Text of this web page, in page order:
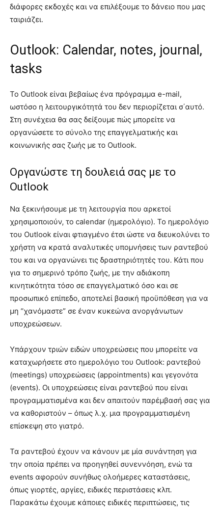
διάφορες εκδοχές και να επιλέξουμε το δάνειο που μας
ταιριάζει.
Outlook: Calendar, notes, journal,
tasks
To Outlook είναι βεβαίως ένα πρόγραμμα e-mail,
ωστόσο η λειτουργικότητά του δεν περιορίζεται σ΄αυτό.
Στη συνέχεια θα σας δείξουμε πώς μπορείτε να
οργανώσετε το σύνολο της επαγγελματικής και
κοινωνικής σας ζωής με το Outlook.
Οργανώστε τη δουλειά σας με το
Outlook
Να ξεκινήσουμε με τη λειτουργία που αρκετοί
χρησιμοποιούν, το calendar (ημερολόγιο). Το ημερολόγιο
του Outlook είναι φτιαγμένο έτσι ώστε να διευκολύνει το
χρήστη να κρατά αναλυτικές υπομνήσεις των ραντεβού
του και να οργανώνει τις δραστηριότητές του. Κάτι που
για το σημερινό τρόπο ζωής, με την αδιάκοπη
κινητικότητα τόσο σε επαγγελματικό όσο και σε
προσωπικό επίπεδο, αποτελεί βασική προϋπόθεση για να
μη “χανόμαστε” σε έναν κυκεώνα ανοργάνωτων
υποχρεώσεων.
Υπάρχουν τριών ειδών υποχρεώσεις που μπορείτε να
καταχωρήσετε στο ημερολόγιο του Outlook: ραντεβού
(meetings) υποχρεώσεις (appointments) και γεγονότα
(events). Οι υποχρεώσεις είναι ραντεβού που είναι
προγραμματισμένα και δεν απαιτούν παρέμβασή σας για
να καθοριστούν – όπως λ.χ. μια προγραμματισμένη
επίσκεψη στο γιατρό.
Τα ραντεβού έχουν να κάνουν με μία συνάντηση για
την οποία πρέπει να προηγηθεί συνεννόηση, ενώ τα
events αφορούν συνήθως ολοήμερες καταστάσεις,
όπως γιορτές, αργίες, ειδικές περιστάσεις κλπ.
Παρακάτω έχουμε κάποιες ειδικές περιπτώσεις, τις